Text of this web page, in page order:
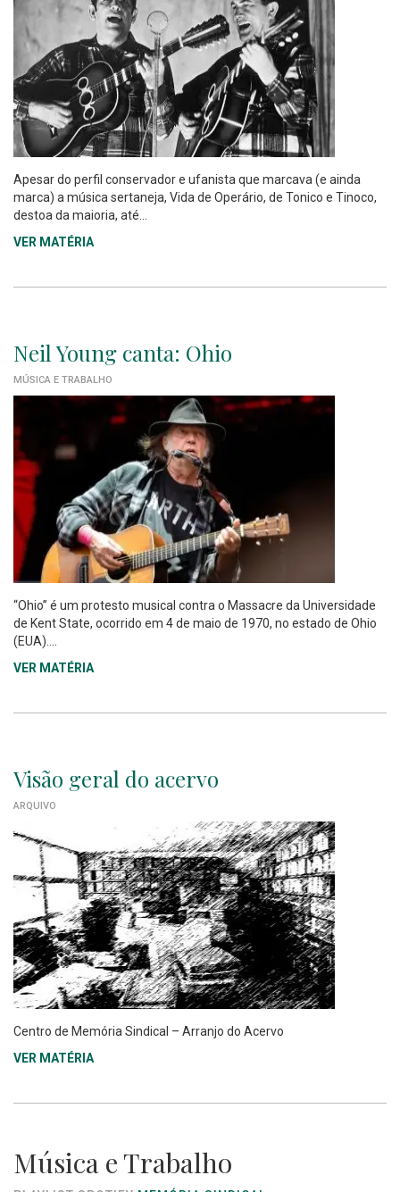
Apesar do perfil conservador e ufanista que marcava (e ainda
marca) a música sertaneja, Vida de Operário, de Tonico e Tinoco,
destoa da maioria, até...
VER MATÉRIA
Neil Young canta: Ohio
MÚSICA E TRABALHO
“Ohio” é um protesto musical contra o Massacre da Universidade
de Kent State, ocorrido em 4 de maio de 1970, no estado de Ohio
(EUA)....
VER MATÉRIA
Visão geral do acervo
ARQUIVO
Centro de Memória Sindical – Arranjo do Acervo
VER MATÉRIA
Música e Trabalho